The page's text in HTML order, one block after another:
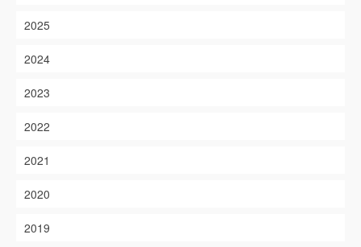
2025
2024
2023
2022
2021
2020
2019